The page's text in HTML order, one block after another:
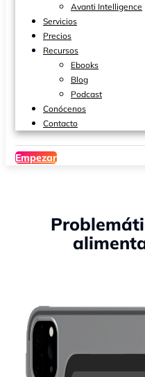
Avanti Intelligence
Servicios
Precios
Recursos
Ebooks
Blog
Podcast
Conócenos
Contacto
Empezar